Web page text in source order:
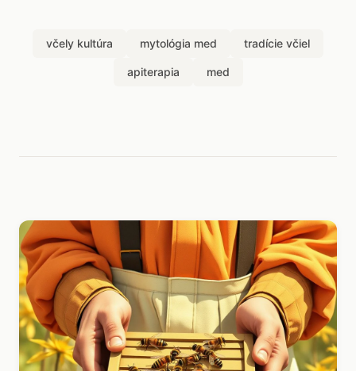
včely kultúra mytológia med tradície včiel
apiterapia med